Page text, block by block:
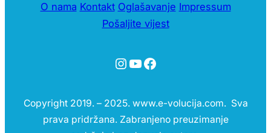
O nama Kontakt Oglašavanje Impressum
Pošaljite vijest
Instagram
YouTube
Facebook
Copyright 2019. – 2025. www.e-volucija.com. Sva
prava pridržana. Zabranjeno preuzimanje